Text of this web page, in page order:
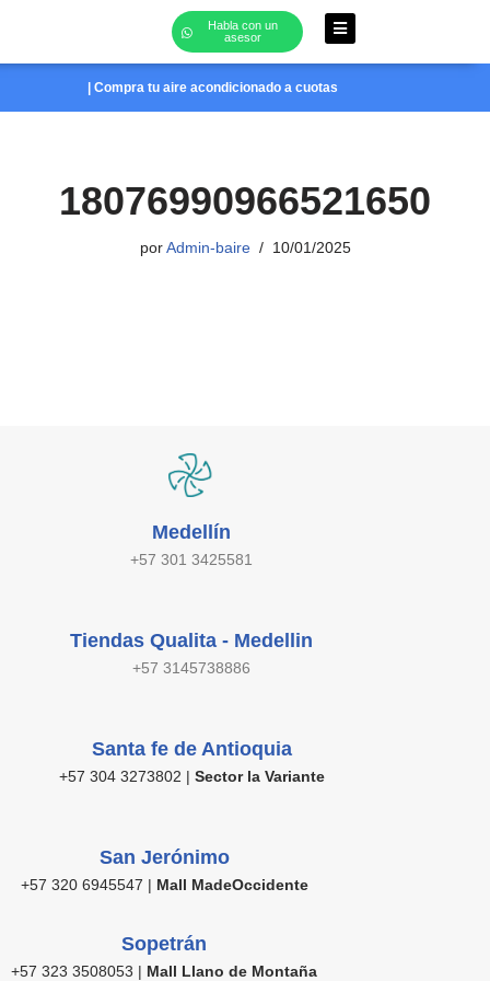
contenido
Habla con un
asesor
| Compra tu aire acondicionado a cuotas
18076990966521650
por Admin-baire 10/01/2025
Medellín
+57 301 3425581
Tiendas Qualita - Medellin
+57 3145738886
Santa fe de Antioquia
+57 304 3273802 | Sector la Variante
San Jerónimo
+57 320 6945547 | Mall MadeOccidente
Sopetrán
+57 323 3508053 | Mall Llano de Montaña